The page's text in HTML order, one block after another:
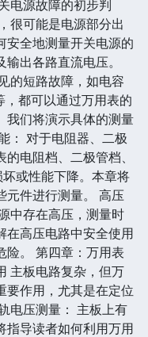
电源故障的初步判
很可能是电源部分出
安全地测量开关电源的
出各路直流电压。
的短路故障，如电容
，都可以通过万用表的
我们将演示具体的测量
： 对于电阻器、二极
电阻档、二极管档、
或性能下降。本章将
元件进行测量。 高压
中存在高压，测量时
在高压电路中安全使用
险。 第四章：万用表
主板电路复杂，但万
要作用，尤其是在定位
电压测量： 主板上有
指导读者如何利用万用